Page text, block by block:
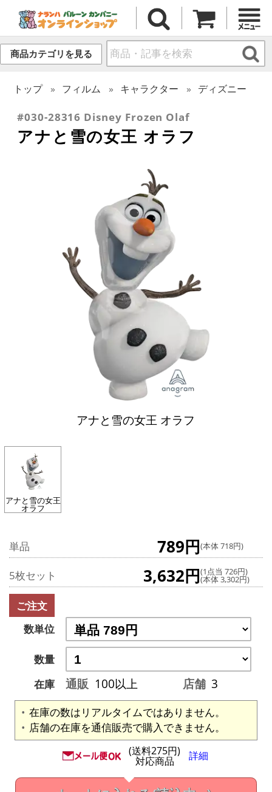
商品カテゴリを見る
トップ フィルム キャラクター ディズニー
#030-28316 Disney Frozen Olaf
アナと雪の女王 オラフ
アナと雪の女王 オラフ
アナと雪の女王
オラフ
単品 789円(本体 718円)
5枚セット 3,632円(1点当 726円)
(本体 3,302円)
ご注文
数単位
数量
在庫
通販 100以上 店舗 3
在庫の数はリアルタイムではありません。
店舗の在庫を通信販売で購入できません。
(送料275円)
対応商品 詳細